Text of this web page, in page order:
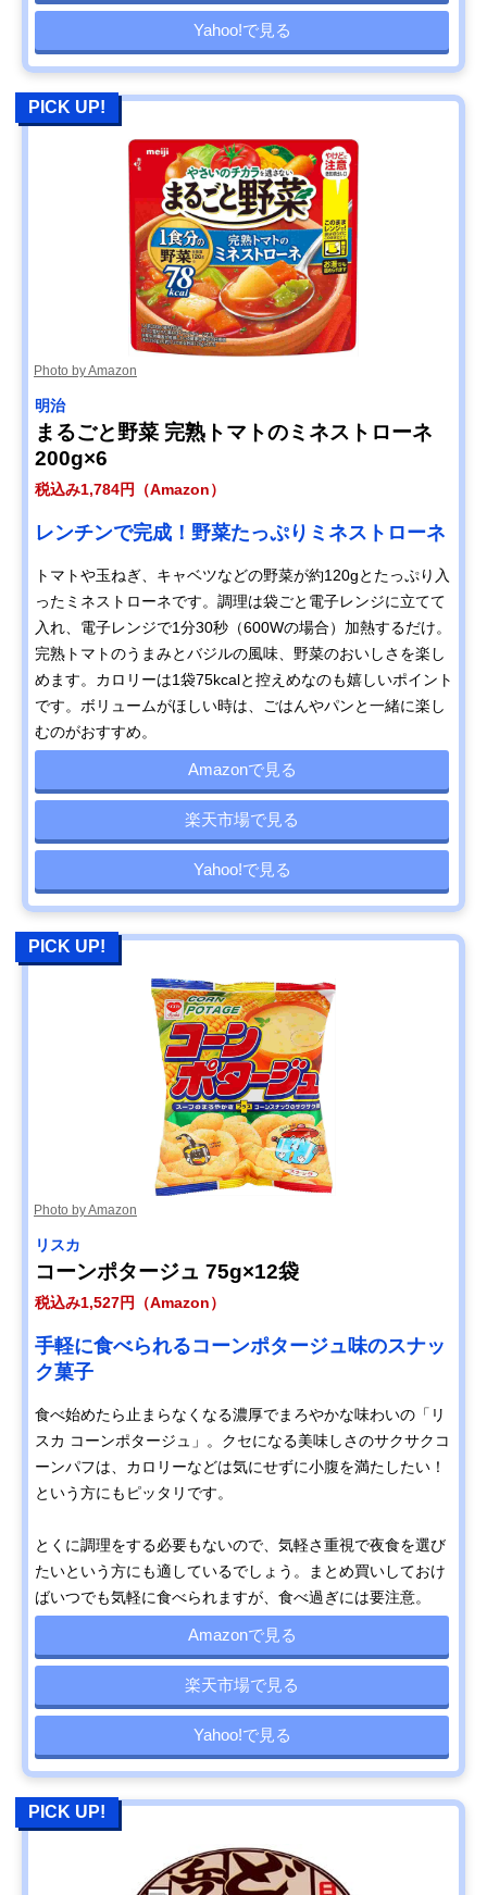
Yahoo!で見る
PICK UP!
Photo by Amazon
明治
まるごと野菜 完熟トマトのミネストローネ
200g×6
税込み1,784円（Amazon）
レンチンで完成！野菜たっぷりミネストローネ
トマトや玉ねぎ、キャベツなどの野菜が約120gとたっぷり入
ったミネストローネです。調理は袋ごと電子レンジに立てて
入れ、電子レンジで1分30秒（600Wの場合）加熱するだけ。
完熟トマトのうまみとバジルの風味、野菜のおいしさを楽し
めます。カロリーは1袋75kcalと控えめなのも嬉しいポイント
です。ボリュームがほしい時は、ごはんやパンと一緒に楽し
むのがおすすめ。
Amazonで見る
楽天市場で見る
Yahoo!で見る
PICK UP!
Photo by Amazon
リスカ
コーンポタージュ 75g×12袋
税込み1,527円（Amazon）
手軽に食べられるコーンポタージュ味のスナッ
ク菓子
食べ始めたら止まらなくなる濃厚でまろやかな味わいの「リ
スカ コーンポタージュ」。クセになる美味しさのサクサクコ
ーンパフは、カロリーなどは気にせずに小腹を満たしたい！
という方にもピッタリです。
とくに調理をする必要もないので、気軽さ重視で夜食を選び
たいという方にも適しているでしょう。まとめ買いしておけ
ばいつでも気軽に食べられますが、食べ過ぎには要注意。
Amazonで見る
楽天市場で見る
Yahoo!で見る
PICK UP!